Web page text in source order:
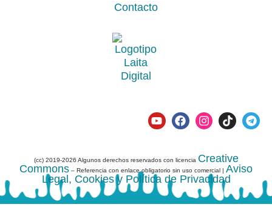
Contacto
(cc) 2019-2026 Algunos derechos reservados con licencia Creative
Commons – Referencia con enlace obligatorio sin uso comercial | Aviso
Legal, Cookies y Política de Privacidad